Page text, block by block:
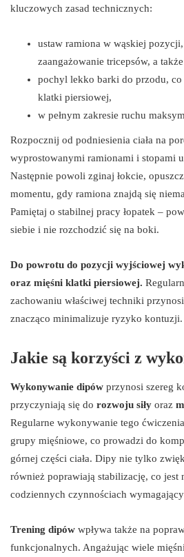
kluczowych zasad technicznych:
ustaw ramiona w wąskiej
zaangażowanie tricepsów, a
pochyl lekko barki do przodu, co
klatki piersiowej,
w pełnym zakresie ruchu
Rozpocznij od podniesienia ciała na
wyprostowanymi ramionami i stopami
Następnie powoli zginaj łokcie,
momentu, gdy ramiona znajdą się
Pamiętaj o stabilnej pracy łopatek –
siebie i nie rozchodzić się na boki.
Do powrotu do pozycji wyjściowej
oraz mięśni klatki piersiowej.
zachowaniu właściwej techniki
znacząco minimalizuje ryzyko kontuzji.
Jakie są korzyści z
Wykonywanie dipów przynosi szereg
przyczyniają się do rozwoju siły oraz
Regularne wykonywanie tego
grupy mięśniowe, co prowadzi do
górnej części ciała. Dipy nie tylko
również poprawiają stabilizację, co jest
codziennych czynnościach
Trening dipów wpływa także na
funkcjonalnych. Angażując wiele